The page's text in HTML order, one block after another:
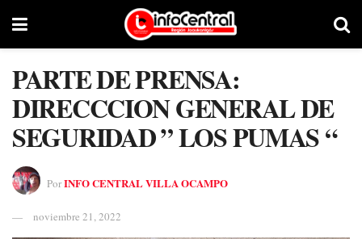
PARTE DE PRENSA:
DIRECCCION GENERAL DE
SEGURIDAD ” LOS PUMAS “
PorINFO CENTRAL VILLA OCAMPO
noviembre 21, 2022